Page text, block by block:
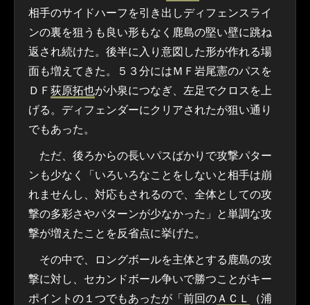
相手のサイドハーフを引き出しディフェンスライ
ンの裏を狙うも良い形もなく鹿島の堅い壁に跳ね
返され続けた。後半に入り意図した形が作れる場
面も増えてきた。５３分にはＭＦ岩尾憲のパスを
ＤＦ 荻原拓也が小泉につなぎ、左足でクロスを上
げる。ディフェンダーにクリアされたが狙い通り
でもあった。
ただ、後ろからの長いパスばかりで攻撃パター
ンも少なく「いろいろなことをしないと相手は崩
れませんし、対応もされるので、全体としての攻
撃の多彩さやパターンが少なかった」と単調な攻
撃が増えたことを反省点に挙げた。
その中で、ロングボールを主体とする鹿島の攻
撃に対し、セカンドボール争いで勝つことがキー
ポイントの１つでもあったが「前回の ＡＣＬ
（浦